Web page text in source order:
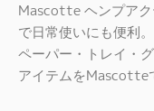
Mascotte ヘンプアク
で日常使いにも便利。
ペーパー・トレイ・
アイテムをMascotte